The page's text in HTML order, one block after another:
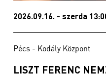
2026.09.16. - szerda
Pécs - Kodály Központ
LISZT FERENC